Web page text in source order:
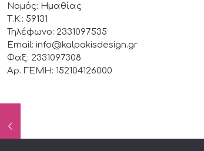
Νομός: Ημαθίας
Τ.Κ.: 59131
Τηλέφωνο: 2331097535
Email: info@kalpakisdesign.gr
Φαξ: 2331097308
Αρ. ΓΕΜΗ: 152104126000